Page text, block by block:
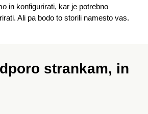
in konfigurirati, kar je potrebno
Ali pa bodo to storili namesto vas.
strankam, in